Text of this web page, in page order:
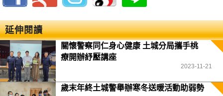
延伸閱讀
關懷警察同仁身心健康 土城分局攜手桃
療開辦紓壓講座
2023-11-21
歲末年終土城警舉辦寒冬送暖活動助弱勢